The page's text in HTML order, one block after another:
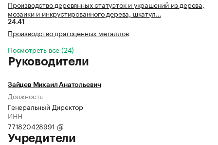
Производство деревянных статуэток и украшений из дерева,
мозаики и инкрустированного дерева, шкатул…
24.41
Производство драгоценных металлов
Посмотреть все (24)
Руководители
Зайцев Михаил Анатольевич
Должность
Генеральный Директор
ИНН
771820428991
Учредители